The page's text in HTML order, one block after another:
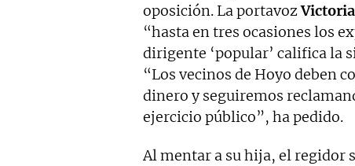
oposición. La portavoz
“hasta en tres ocasiones los
dirigente ‘popular’ califica la
“Los vecinos de Hoyo deben
dinero y seguiremos
ejercicio público”, ha pedido.
Al mentar a su hija, el regidor